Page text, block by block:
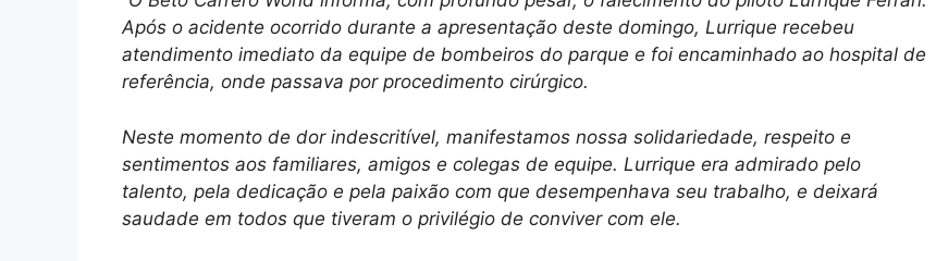
Após o acidente ocorrido durante a apresentação deste domingo, Lurrique recebeu
atendimento imediato da equipe de bombeiros do parque e foi encaminhado ao hospital de
referência, onde passava por procedimento cirúrgico.
Neste momento de dor indescritível, manifestamos nossa solidariedade, respeito e
sentimentos aos familiares, amigos e colegas de equipe. Lurrique era admirado pelo
talento, pela dedicação e pela paixão com que desempenhava seu trabalho, e deixará
saudade em todos que tiveram o privilégio de conviver com ele.